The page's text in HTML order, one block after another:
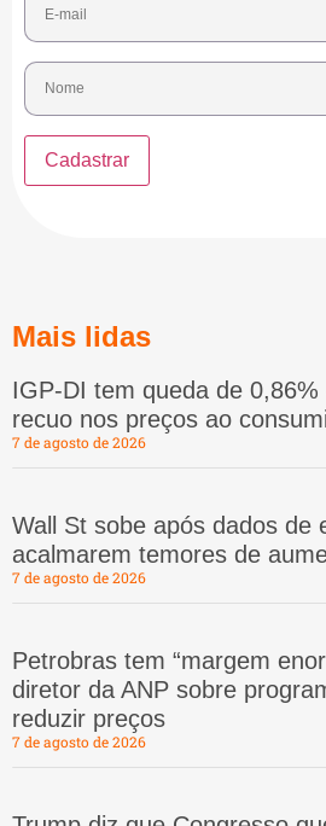
Mais lidas
IGP-DI tem queda de 0,86%
recuo nos preços ao
7 de agosto de 2026
Wall St sobe após dados de
acalmarem temores de
7 de agosto de 2026
Petrobras tem “margem
diretor da ANP sobre
reduzir preços
7 de agosto de 2026